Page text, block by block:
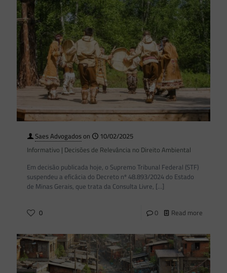
Saes Advogadoson
10/02/2025
Informativo | Decisões de Relevância no Direito Ambiental
Em decisão publicada hoje, o Supremo Tribunal Federal (STF)
suspendeu a eficácia do Decreto nº 48.893/2024 do Estado
de Minas Gerais, que trata da Consulta Livre, […]
0 0 Read more